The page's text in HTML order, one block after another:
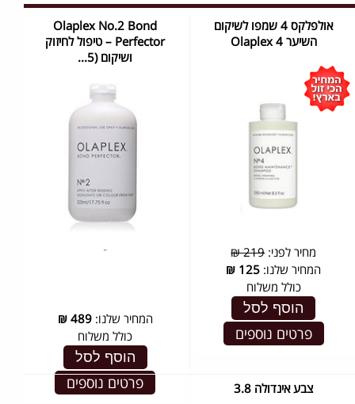
אולפלקס 4 שמפו לשיקום
השיער Olaplex 4
מחיר לפני:219 ₪
המחיר שלנו: 125
₪
כולל משלוח
הוסף לסל
פרטים נוספים
Olaplex No.2 Bond
Perfector – טיפול לחיזוק
ושיקום (5...
המחיר שלנו:489
₪
כולל משלוח
הוסף לסל
פרטים נוספים צבע אינדולה 3.8